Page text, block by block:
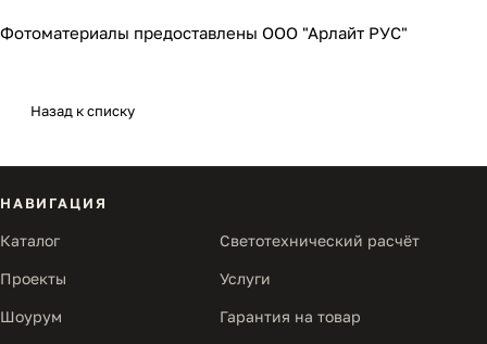
Фотоматериалы предоставлены ООО "Арлайт РУС"
Назад к списку
НАВИГАЦИЯ
Каталог Светотехнический расчёт
Проекты Услуги
Шоурум Гарантия на товар